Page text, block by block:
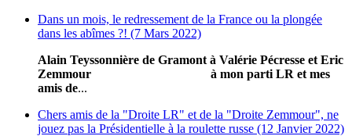
Dans un mois, le redressement de la France ou la plongée
dans les abîmes ?! (7 Mars 2022)
Alain Teyssonnière de Gramont à Valérie Pécresse et Eric
Zemmour
à mon parti LR et mes
amis de...
Chers amis de la "Droite LR" et de la "Droite Zemmour", ne
jouez pas la Présidentielle à la roulette russe (12 Janvier 2022)